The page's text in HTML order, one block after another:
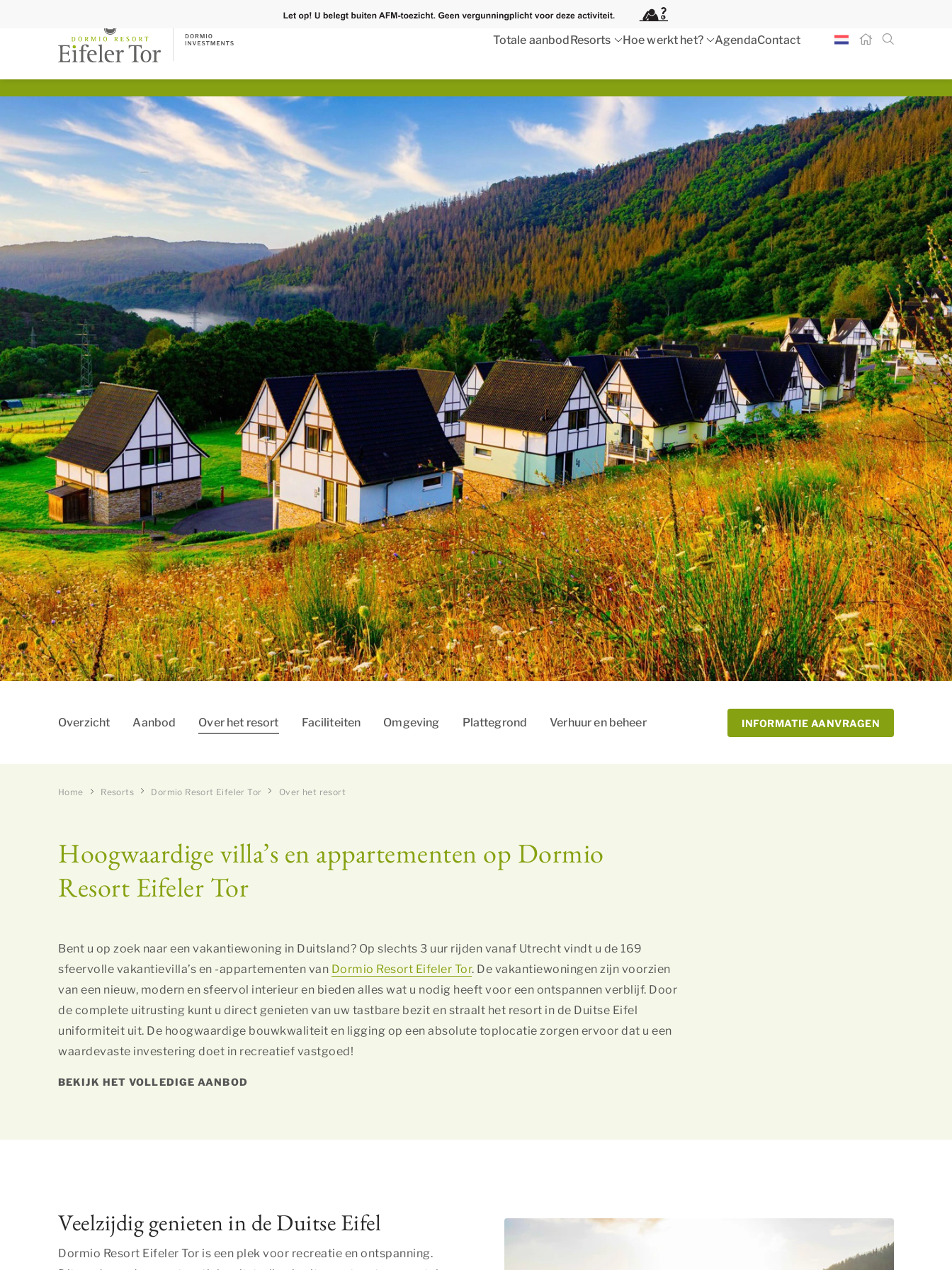
Totale aanbodResorts Hoe werkt het? AgendaContact
Overzicht Aanbod Over het resort Faciliteiten Omgeving Plattegrond Verhuur en beheer INFORMATIE AANVRAGEN
Home Resorts Dormio Resort Eifeler Tor Over het resort
Hoogwaardige villa’s en appartementen op Dormio
Resort Eifeler Tor
Bent u op zoek naar een vakantiewoning in Duitsland? Op slechts 3 uur rijden vanaf Utrecht vindt u de 169
sfeervolle vakantievilla’s en -appartementen van Dormio Resort Eifeler Tor. De vakantiewoningen zijn voorzien
van een nieuw, modern en sfeervol interieur en bieden alles wat u nodig heeft voor een ontspannen verblijf. Door
de complete uitrusting kunt u direct genieten van uw tastbare bezit en straalt het resort in de Duitse Eifel
uniformiteit uit. De hoogwaardige bouwkwaliteit en ligging op een absolute toplocatie zorgen ervoor dat u een
waardevaste investering doet in recreatief vastgoed!
BEKIJK HET VOLLEDIGE AANBOD
Veelzijdig genieten in de Duitse Eifel
Dormio Resort Eifeler Tor is een plek voor recreatie en ontspanning.